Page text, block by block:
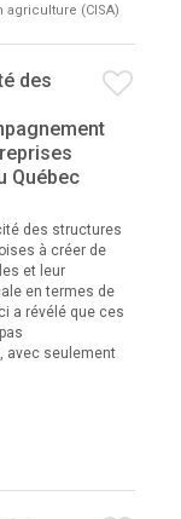
(CISA)
des
Québec
des structures
à créer de
et leur
en termes de
a révélé que ces
avec seulement